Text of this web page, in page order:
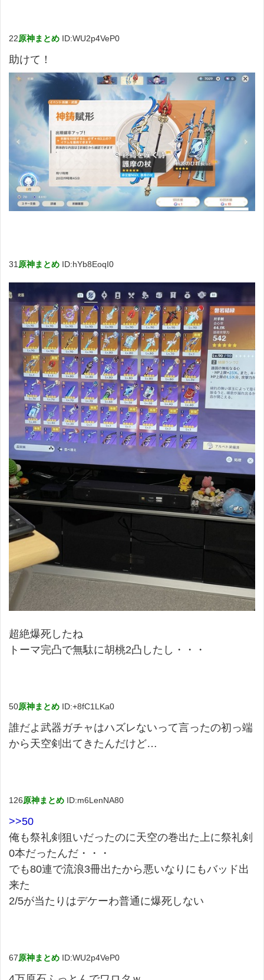
22原神まとめ ID:WU2p4VeP0
助けて！
31 原神まとめ ID:hYb8EoqI0
超絶爆死したね
トーマ完凸で無駄に胡桃2凸したし・・・
50原神まとめ ID:+8fC1LKa0
誰だよ武器ガチャはハズレないって言ったの初っ端
から天空剣出てきたんだけど…
126原神まとめ ID:m6LenNA80
>>50
俺も祭礼剣狙いだったのに天空の巻出た上に祭礼剣
0本だったんだ・・・
でも80連で流浪3冊出たから悪いなりにもバッド出
来た
2/5が当たりはデケーわ普通に爆死しない
67原神まとめ ID:WU2p4VeP0